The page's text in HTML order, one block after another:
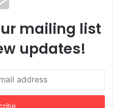
mailing list
updates!